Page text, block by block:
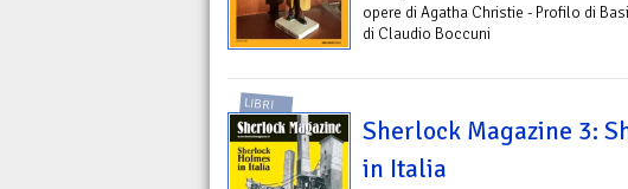
opere di Agatha Christie - Profilo di
di Claudio Boccuni
LIBRI
Sherlock Magazine 3:
in Italia